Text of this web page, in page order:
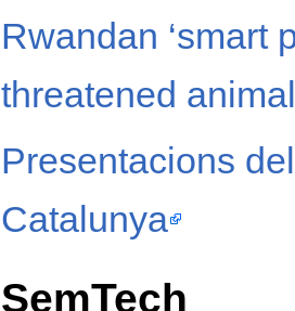
Rwandan ‘smart
threatened
Presentacions
Catalunya
SemTech